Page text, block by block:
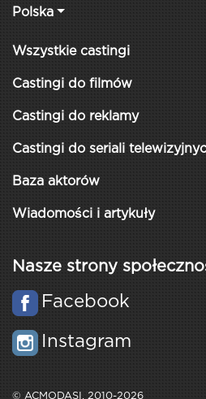
Polska
Wszystkie castingi
Castingi do filmów
Castingi do reklamy
Castingi do seriali
Baza aktorów
Wiadomości i artykuły
Nasze strony
Facebook
Instagram
© ACMODASI, 2010-2026